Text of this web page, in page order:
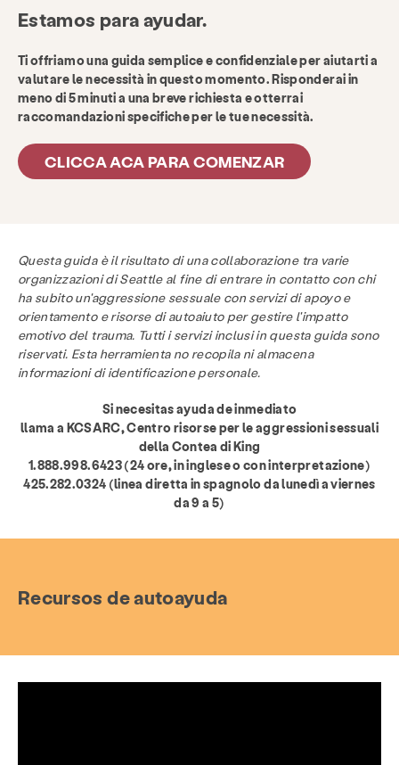
Estamos para ayudar.
Ti offriamo una guida semplice e confidenziale per aiutarti a
valutare le necessità in questo momento. Risponderai in
meno di 5 minuti a una breve richiesta e otterrai
raccomandazioni specifiche per le tue necessità.
CLICCA ACA PARA COMENZAR
Questa guida è il risultato di una collaborazione tra varie
organizzazioni di Seattle al fine di entrare in contatto con chi
ha subito un'aggressione sessuale con servizi di apoyo e
orientamento e risorse di autoaiuto per gestire l'impatto
emotivo del trauma. Tutti i servizi inclusi in questa guida sono
riservati. Esta herramienta no recopila ni almacena
informazioni di identificazione personale.
Si necesitas ayuda de inmediato
llama a KCSARC, Centro risorse per le aggressioni sessuali
della Contea di King
1.888.998.6423 (24 ore, in inglese o con interpretazione)
425.282.0324 (linea diretta in spagnolo da lunedì a viernes
da 9 a 5)
Recursos de autoayuda